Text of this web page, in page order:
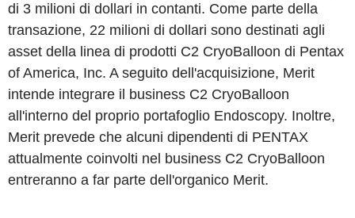
di 3 milioni di dollari in contanti. Come parte della
transazione, 22 milioni di dollari sono destinati agli
asset della linea di prodotti C2 CryoBalloon di Pentax
of America, Inc. A seguito dell'acquisizione, Merit
intende integrare il business C2 CryoBalloon
all'interno del proprio portafoglio Endoscopy. Inoltre,
Merit prevede che alcuni dipendenti di PENTAX
attualmente coinvolti nel business C2 CryoBalloon
entreranno a far parte dell'organico Merit.